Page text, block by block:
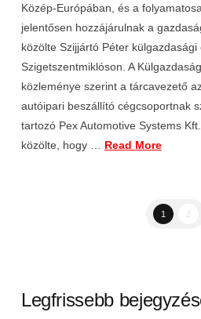
Közép-Európában, és a
jelentősen hozzájárulnak a
közölte Szijjártó Péter
Szigetszentmiklóson. A
közleménye szerint a tárcavezető
autóipari beszállító cégcsoportnak
tartozó Pex Automotive Systems
közölte, hogy … Read More
1 2
Legfrissebb